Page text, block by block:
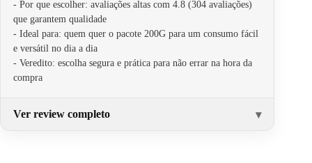
- Por que escolher: avaliações altas com 4.8 (304 avaliações)
que garantem qualidade
- Ideal para: quem quer o pacote 200G para um consumo fácil
e versátil no dia a dia
- Veredito: escolha segura e prática para não errar na hora da
compra
Ver review completo